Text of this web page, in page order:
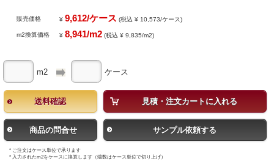
販売価格 ¥9,612/ケース (税込 ¥ 10,573/ケース)
m2換算価格 ¥8,941/m2 (税込 ¥ 9,835/m2)
m2 ケース
送料確認 見積・注文カートに入れる
商品の問合せ サンプル依頼する
* ご注文はケース単位で承ります
* 入力されたm2をケースに換算します（端数はケース単位で切り上げ）